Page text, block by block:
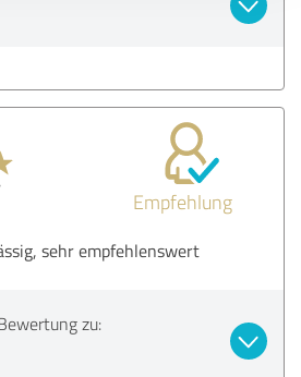
Empfehlung
sehr empfehlenswert
zu: